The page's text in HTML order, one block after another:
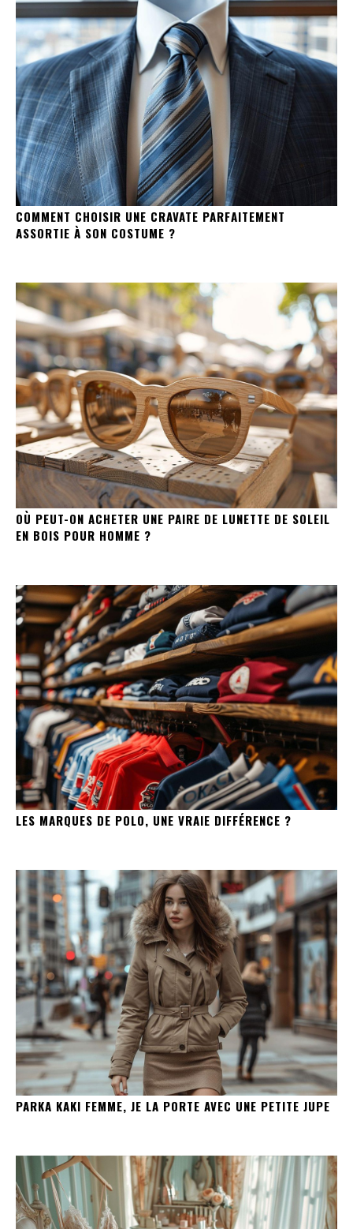
COMMENT CHOISIR UNE CRAVATE PARFAITEMENT
ASSORTIE À SON COSTUME ?
OÙ PEUT-ON ACHETER UNE PAIRE DE LUNETTE DE SOLEIL
EN BOIS POUR HOMME ?
LES MARQUES DE POLO, UNE VRAIE DIFFÉRENCE ?
PARKA KAKI FEMME, JE LA PORTE AVEC UNE PETITE JUPE